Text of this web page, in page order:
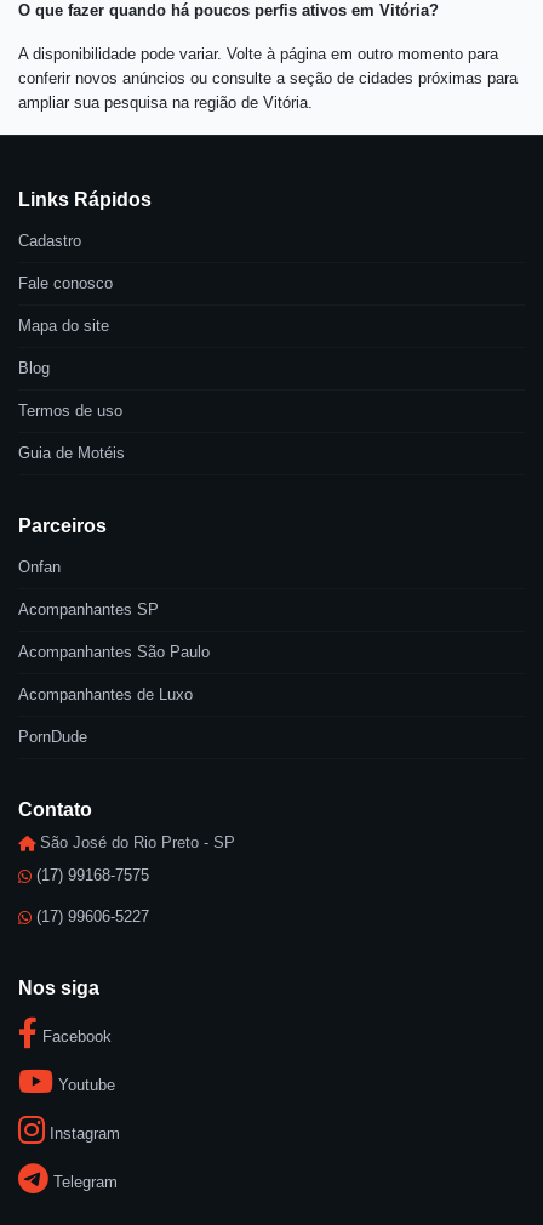
O que fazer quando há poucos perfis ativos em Vitória?
A disponibilidade pode variar. Volte à página em outro momento para
conferir novos anúncios ou consulte a seção de cidades próximas para
ampliar sua pesquisa na região de Vitória.
Links Rápidos
Cadastro
Fale conosco
Mapa do site
Blog
Termos de uso
Guia de Motéis
Parceiros
Onfan
Acompanhantes SP
Acompanhantes São Paulo
Acompanhantes de Luxo
PornDude
Contato
São José do Rio Preto - SP
(17) 99168-7575
(17) 99606-5227
Nos siga
Facebook
Youtube
Instagram
Telegram